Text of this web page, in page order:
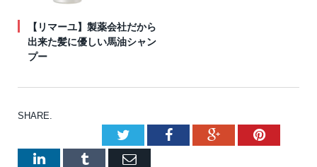
【リマーユ】製薬会社だから
出来た髪に優しい馬油シャン
プー
SHARE.
TwitterFacebookGoogle+
LinkedInTumblr Email